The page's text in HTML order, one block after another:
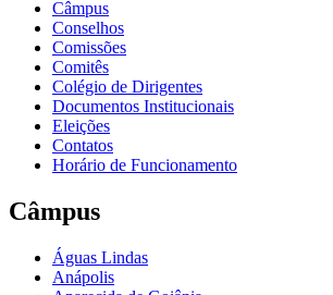
Câmpus
Conselhos
Comissões
Comitês
Colégio de Dirigentes
Documentos Institucionais
Eleições
Contatos
Horário de Funcionamento
Câmpus
Águas Lindas
Anápolis